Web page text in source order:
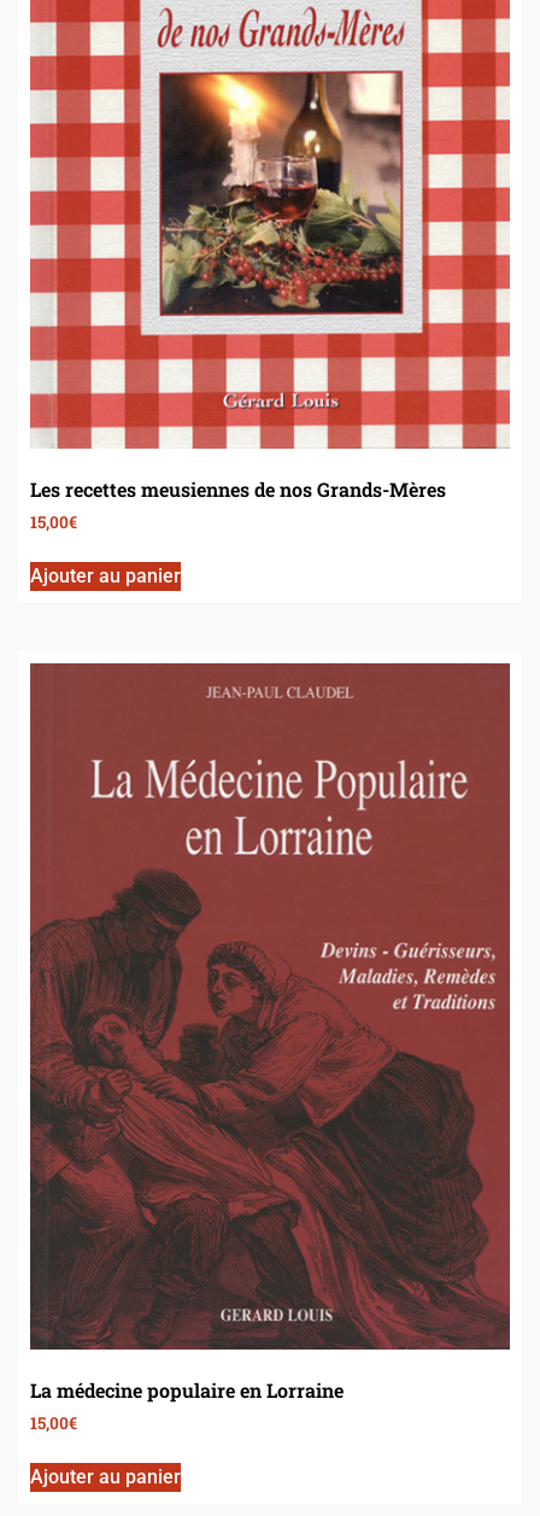
Les recettes meusiennes de nos Grands-Mères
15,00€
Ajouter au panier
La médecine populaire en Lorraine
15,00€
Ajouter au panier